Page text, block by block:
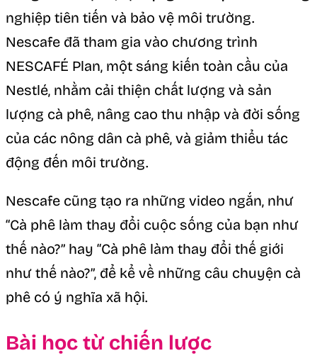
nghiệp tiên tiến và bảo vệ môi trường.
Nescafe đã tham gia vào chương trình
NESCAFÉ Plan, một sáng kiến toàn cầu của
Nestlé, nhằm cải thiện chất lượng và sản
lượng cà phê, nâng cao thu nhập và đời sống
của các nông dân cà phê, và giảm thiểu tác
động đến môi trường.
Nescafe cũng tạo ra những video ngắn, như
“Cà phê làm thay đổi cuộc sống của bạn như
thế nào?” hay “Cà phê làm thay đổi thế giới
như thế nào?”, để kể về những câu chuyện cà
phê có ý nghĩa xã hội.
Bài học từ chiến lược